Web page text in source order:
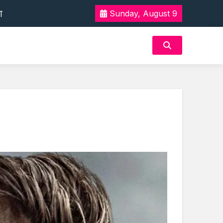
Terlupakan
Rasa Aman
Sunday, August 9